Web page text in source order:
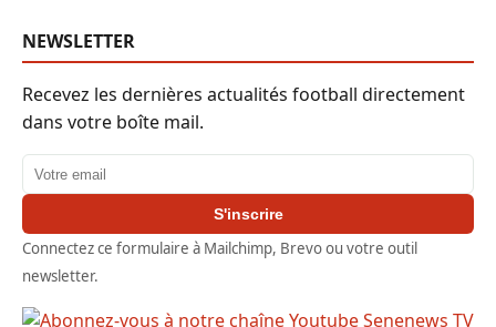
NEWSLETTER
Recevez les dernières actualités football directement
dans votre boîte mail.
Adresse email
S'inscrire
Connectez ce formulaire à Mailchimp, Brevo ou votre outil
newsletter.